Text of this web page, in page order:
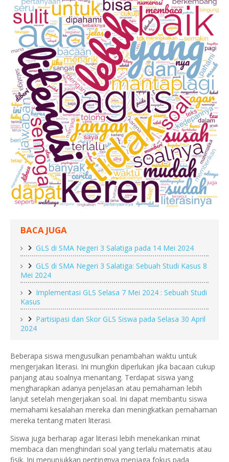
BACA JUGA
GLS di SMA Negeri 3 Salatiga pada 14 Mei 2024
GLS di SMA Negeri 3 Salatiga: Sebuah Studi Kasus 8
Mei 2024
Implementasi GLS Selasa 7 Mei 2024 : Sebuah Studi
Kasus
Partisipasi dan Skor GLS Siswa pada Selasa 30 April
2024
Beberapa siswa mengusulkan penambahan waktu untuk
mengerjakan literasi. Ini mungkin diperlukan jika bacaan cukup
panjang atau soalnya menantang. Terdapat siswa yang
mengharapkan adanya penjelasan atau pemahaman lebih
lanjut setelah mengerjakan soal. Ini dapat membantu siswa
memahami kesalahan mereka dan meningkatkan pemahaman
mereka tentang materi literasi.
Siswa juga berharap agar literasi lebih menekankan minat
membaca dan menghindari soal yang terlalu matematis atau
fisik. Ini menunjukkan pentingnya menjaga fokus pada